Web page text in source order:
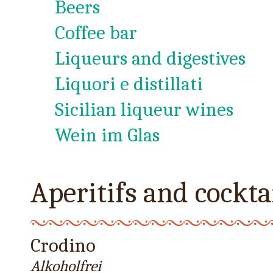
Beers
Coffee bar
Liqueurs and digestives
Liquori e distillati
Sicilian liqueur wines
Wein im Glas
Aperitifs and
Crodino
Alkoholfrei